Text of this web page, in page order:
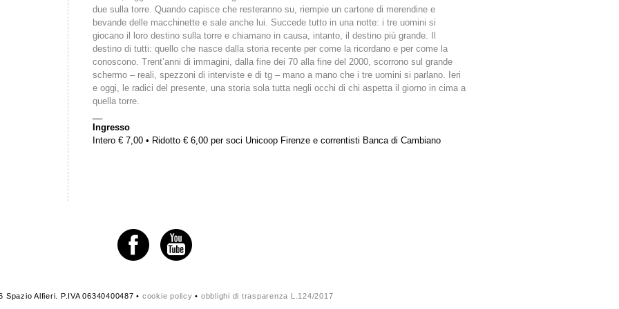
due sulla torre. Quando capisce che resteranno su, riempie un cartone di merendine e
bevande delle macchinette e sale anche lui. Succede tutto in una notte: i tre uomini si
giocano il loro destino sulla torre e chiamano in causa, intanto, il destino più grande. Il
destino di tutti: quello che nasce dalla storia recente per come la ricordano e per come la
conoscono. Trent’anni di immagini, dalla fine dei 70 alla fine del 2000, scorrono sul grande
schermo – reali, spezzoni di interviste e di tg – mano a mano che i tre uomini si parlano. Ieri
e oggi, le radici del presente, una storia sola tutta negli occhi di chi aspetta il giorno in cima a
quella torre.
Ingresso
Intero € 7,00 • Ridotto € 6,00 per soci Unicoop Firenze e correntisti Banca di Cambiano
Spazio Alfieri. P.IVA 06340400487 • cookie policy • obblighi di trasparenza L.124/2017